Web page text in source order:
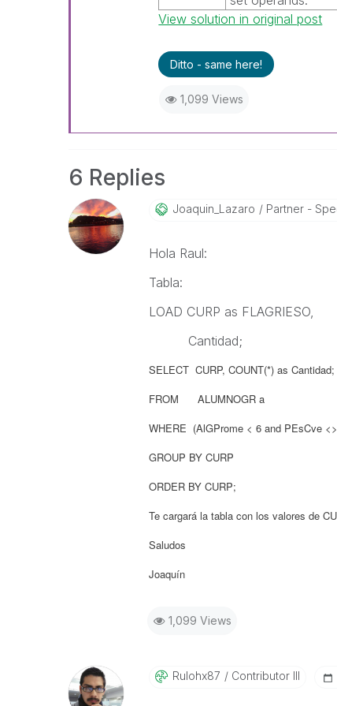
View solution in original post
Ditto - same here!
1,099 Views
6 Replies
Joaquin_Lazaro Partner -
Hola Raul:
Tabla:
LOAD CURP as FLAGRIESO,
Cantidad;
SELECT CURP, COUNT(*) as Cantidad;
FROM ALUMNOGR a
WHERE (AlGProme < 6 and PEsCve
GROUP BY CURP
ORDER BY CURP;
Te cargará la tabla con los valores de
Saludos
Joaquín
1,099 Views
Rulohx87 Contributor III